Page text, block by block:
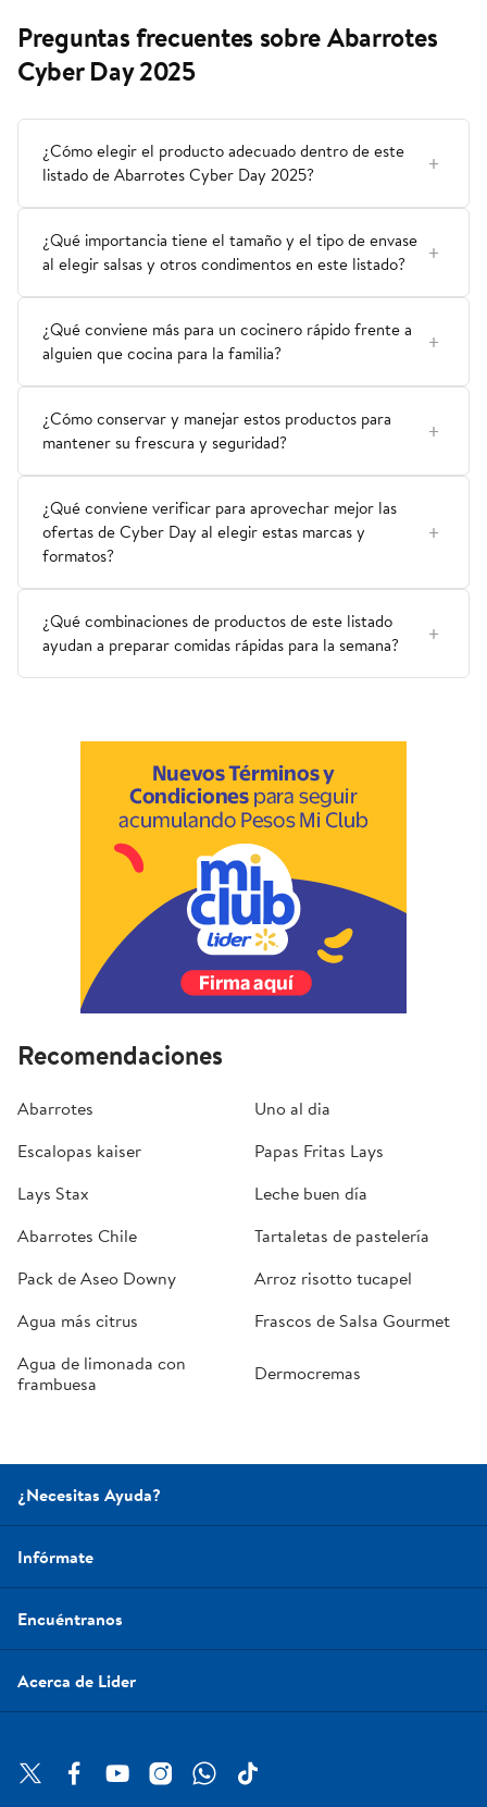
Preguntas frecuentes sobre Abarrotes
Cyber Day 2025
¿Cómo elegir el producto adecuado dentro de este
listado de Abarrotes Cyber Day 2025?
¿Qué importancia tiene el tamaño y el tipo de envase
al elegir salsas y otros condimentos en este listado?
¿Qué conviene más para un cocinero rápido frente a
alguien que cocina para la familia?
¿Cómo conservar y manejar estos productos para
mantener su frescura y seguridad?
¿Qué conviene verificar para aprovechar mejor las
ofertas de Cyber Day al elegir estas marcas y
formatos?
¿Qué combinaciones de productos de este listado
ayudan a preparar comidas rápidas para la semana?
Recomendaciones
Abarrotes
Uno al dia
Escalopas kaiser
Papas Fritas Lays
Lays Stax
Leche buen día
Abarrotes Chile
Tartaletas de pastelería
Pack de Aseo Downy
Arroz risotto tucapel
Agua más citrus
Frascos de Salsa Gourmet
Agua de limonada con
frambuesa
Dermocremas
¿Necesitas Ayuda?
Infórmate
Encuéntranos
Acerca de Lider